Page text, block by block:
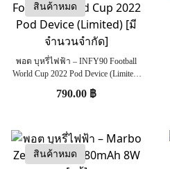
สินค้าหมด
พอต บุหรี่ไฟฟ้า – INFY90 Football
World Cup 2022 Pod Device (Limited)
790.00 ฿
สินค้าหมด